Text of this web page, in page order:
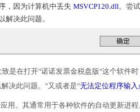
，因为计算机中丢失 MSVCP120.dll。尝
解决此问题。
是在打开"诺诺发票金税盘版"这个软件
决此问题。"又或者是"无法定位程序输入
用。其通常用于各种软件的自动更新进